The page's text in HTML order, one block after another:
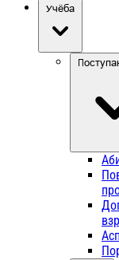
Учёба